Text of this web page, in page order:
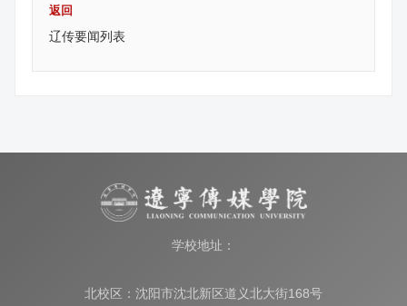
返回
辽传要闻列表
学校地址：
北校区：沈阳市沈北新区道义北大街168号